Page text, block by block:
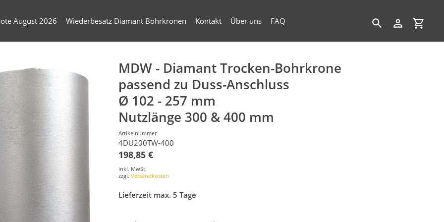
August 2026 Wiederbesatz Diamant Bohrkronen Kontakt Über uns FAQ
SuchenEinloggen
MDW - Diamant Trocken-Bohrkrone
passend zu Duss-Anschluss
Ø 102 - 257 mm
Nutzlänge 300 & 400 mm
Artikelnummer
4DU200TW-400
198,85 €
inkl. MwSt.
zzgl. Versandkosten
Lieferzeit max. 5 Tage